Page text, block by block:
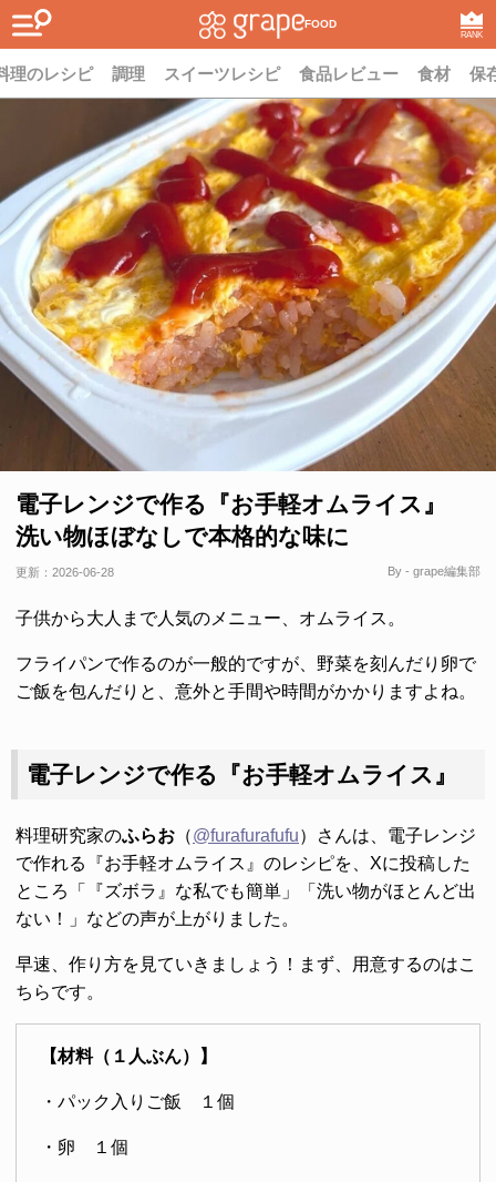
FOOD
RANK
理のレシピ 調理 スイーツレシピ 食品レビュー 食材 保
電子レンジで作る『お手軽オムライス』
洗い物ほぼなしで本格的な味に
更新： 2026-06-28 By - grape編集部
子供から大人まで人気のメニュー、オムライス。
フライパンで作るのが一般的ですが、野菜を刻んだり卵で
ご飯を包んだりと、意外と手間や時間がかかりますよね。
電子レンジで作る『お手軽オムライス』
料理研究家のふらお （@furafurafufu）さんは、電子レンジ
で作れる『お手軽オムライス』のレシピを、Xに投稿した
ところ「『ズボラ』な私でも簡単」「洗い物がほとんど出
ない！」などの声が上がりました。
早速、作り方を見ていきましょう！まず、用意するのはこ
ちらです。
【材料（１人ぶん）】
・パック入りご飯 １個
・卵 １個